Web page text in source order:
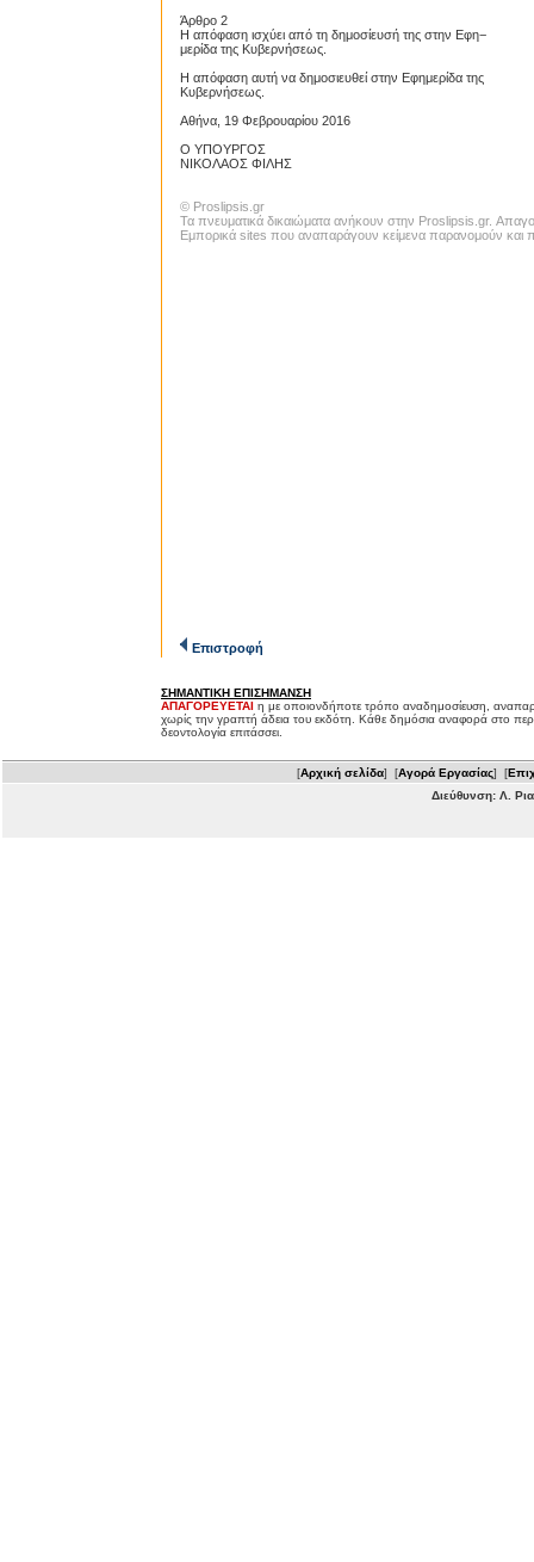
Άρθρο 2
Η απόφαση ισχύει από τη δημοσίευσή της στην Εφη−
μερίδα της Κυβερνήσεως.
Η απόφαση αυτή να δημοσιευθεί στην Εφημερίδα της
Κυβερνήσεως.
Αθήνα, 19 Φεβρουαρίου 2016
Ο ΥΠΟΥΡΓΟΣ
ΝΙΚΟΛΑΟΣ ΦΙΛΗΣ
© Proslipsis.gr
Τα πνευματικά δικαιώματα ανήκουν στην Proslipsis.gr.
Εμπορικά sites που αναπαράγουν κείμενα παρανομούν και
Επιστροφή
ΣΗΜΑΝΤΙΚΗ ΕΠΙΣΗΜΑΝΣΗ
ΑΠΑΓΟΡΕΥΕΤΑΙ η με οποιονδήποτε τρόπο αναδημοσίευση,
χωρίς την γραπτή άδεια του εκδότη. Κάθε δημόσια αναφορά στο
δεοντολογία επιτάσσει.
[Αρχική σελίδα] [Αγορά Εργασίας] [
Διεύθυνση: Λ.